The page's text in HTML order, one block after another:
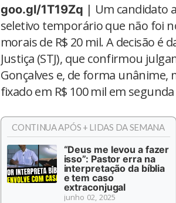
goo.gl/1T19Zq | Um candidato
seletivo temporário que não foi
morais de R$ 20 mil. A decisão
Justiça (STJ), que confirmou
Gonçalves e, de forma unânime,
fixado em R$ 100 mil em
CONTINUA APÓS + LIDAS DA SEMANA
“Deus me levou a fazer
isso”: Pastor erra na
interpretação da bíblia
e tem caso
extraconjugal
junho 02, 2025